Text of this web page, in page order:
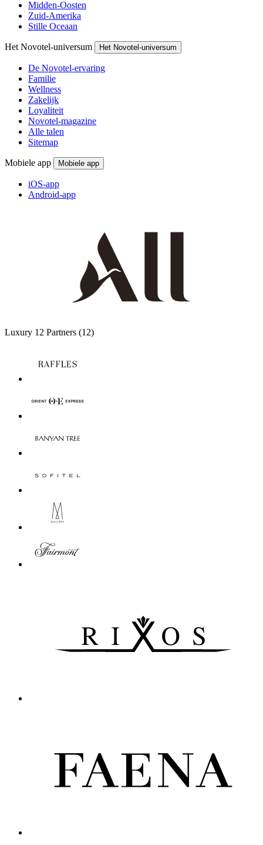
Midden-Oosten
Zuid-Amerika
Stille Oceaan
Het Novotel-universum Het Novotel-universum
De Novotel-ervaring
Familie
Wellness
Zakelijk
Loyaliteit
Novotel-magazine
Alle talen
Sitemap
Mobiele app Mobiele app
iOS-app
Android-app
Luxury 12 Partners (12)